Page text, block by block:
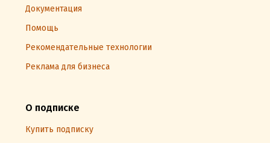
Документация
Помощь
Рекомендательные технологии
Реклама для бизнеса
О подписке
Купить подписку